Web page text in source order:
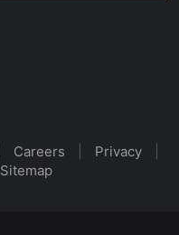
Careers Privacy
Sitemap